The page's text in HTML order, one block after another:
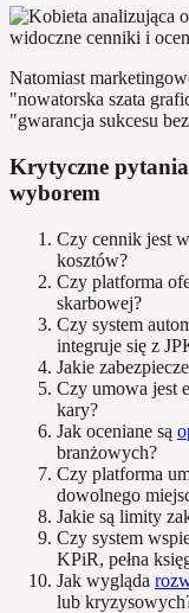
Natomiast
"nowatorska szata
"gwarancja sukcesu
Krytyczne
wyborem
Czy cennik jest
kosztów?
Czy platforma
skarbowej?
Czy system
integruje się z
Jakie
Czy umowa jest
kary?
Jak oceniane są
branżowych?
Czy platforma
dowolnego
Jakie są limity
Czy system
KPiR, pełna
Jak wygląda
lub